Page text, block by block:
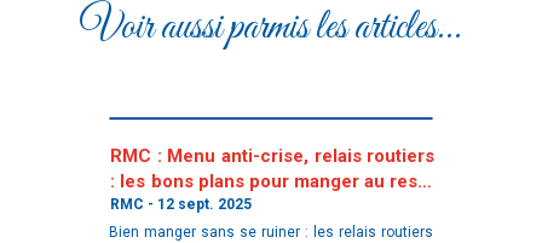
Voir aussi parmis les articles...
RMC : Menu anti-crise, relais routiers
: les bons plans pour manger au resto
sans se ruiner
RMC - 12 sept. 2025
Bien manger sans se ruiner : les relais routiers